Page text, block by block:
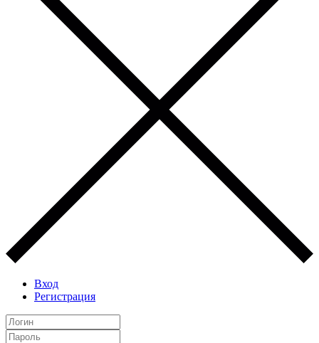
Вход
Регистрация